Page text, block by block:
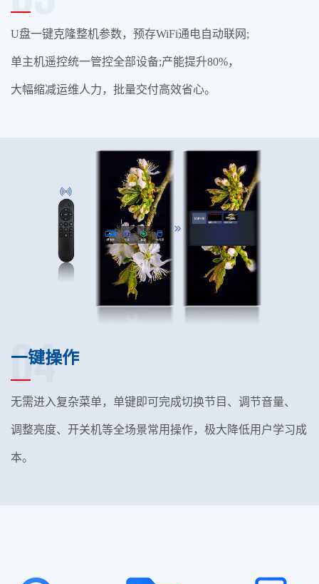
U盘一键克隆整机参数，预存WiFi通电自动联网;
单主机遥控统一管控全部设备;产能提升80%，
大幅缩减运维人力，批量交付高效省心。
一键操作
04
无需进入复杂菜单，单键即可完成切换节目、调节音量、
调整亮度、开关机等全场景常用操作，极大降低用户学习成
本。